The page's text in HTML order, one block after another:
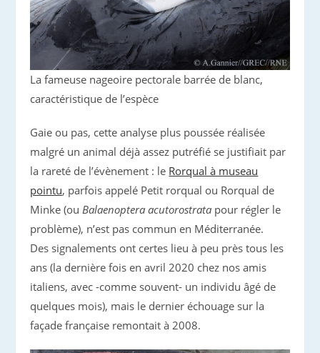
La fameuse nageoire pectorale barrée de blanc,
caractéristique de l’espèce
Gaie ou pas, cette analyse plus poussée réalisée
malgré un animal déjà assez putréfié se justifiait par
la rareté de l’évènement : le Rorqual à museau
pointu, parfois appelé Petit rorqual ou Rorqual de
Minke (ouBalaenoptera acutorostrata pour régler le
problème), n’est pas commun en Méditerranée.
Des signalements ont certes lieu à peu près tous les
ans (la dernière fois en avril 2020 chez nos amis
italiens, avec -comme souvent- un individu âgé de
quelques mois), mais le dernier échouage sur la
façade française remontait à 2008.